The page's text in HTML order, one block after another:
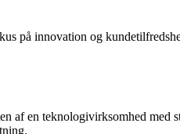
på innovation og
af en teknologivirksomhed